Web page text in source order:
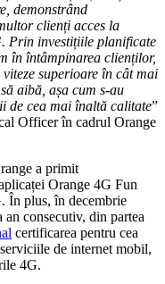
demonstrând
clienți acces la
Prin investițiile planificate
în întâmpinarea clienților,
superioare în cât mai
aibă, așa cum s-au
de cea mai înaltă calitate”
Officer în cadrul Orange
a primit
Orange 4G Fun
În plus, în decembrie
consecutiv, din partea
certificarea pentru cea
de internet mobil,
4G.